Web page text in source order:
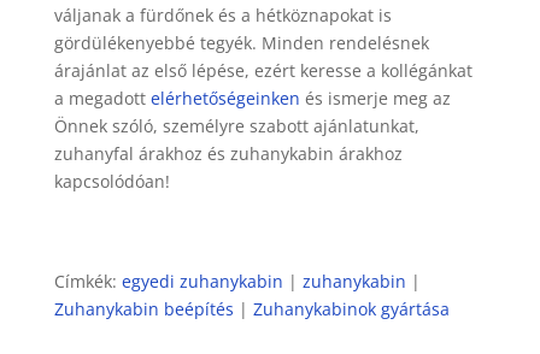
váljanak a fürdőnek és a hétköznapokat is
gördülékenyebbé tegyék. Minden rendelésnek
árajánlat az első lépése, ezért keresse a kollégánkat
a megadott elérhetőségeinken és ismerje meg az
Önnek szóló, személyre szabott ajánlatunkat,
zuhanyfal árakhoz és zuhanykabin árakhoz
kapcsolódóan!
Címkék: egyedi zuhanykabin | zuhanykabin |
Zuhanykabin beépítés | Zuhanykabinok gyártása